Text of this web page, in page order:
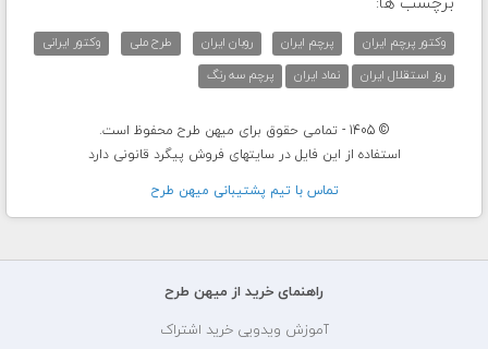
وکتور پرچم ایران پرچم ایران روبان ایران طرح ملی
وکتور ایرانی
روز استقلال ایران
نماد ایران پرچم سه رنگ
© 1405 - تمامی حقوق برای میهن طرح محفوظ است.
استفاده از این فایل در سایتهای فروش پیگرد قانونی دارد
تماس با تيم پشتيبانی ميهن طرح
راهنمای خرید از میهن طرح
آموزش ویدویی خرید اشتراک